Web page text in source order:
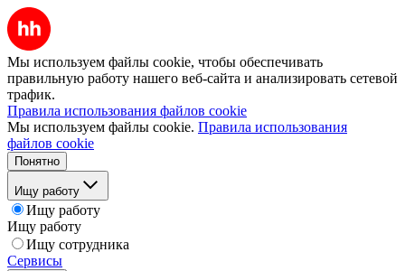
Мы используем файлы cookie, чтобы обеспечивать
правильную работу нашего веб-сайта и анализировать сетевой
трафик.
Правила использования файлов cookie
Мы используем файлы cookie. Правила использования
файлов cookie
Понятно
Ищу работу
Ищу работу
Ищу работу
Ищу сотрудника
Сервисы